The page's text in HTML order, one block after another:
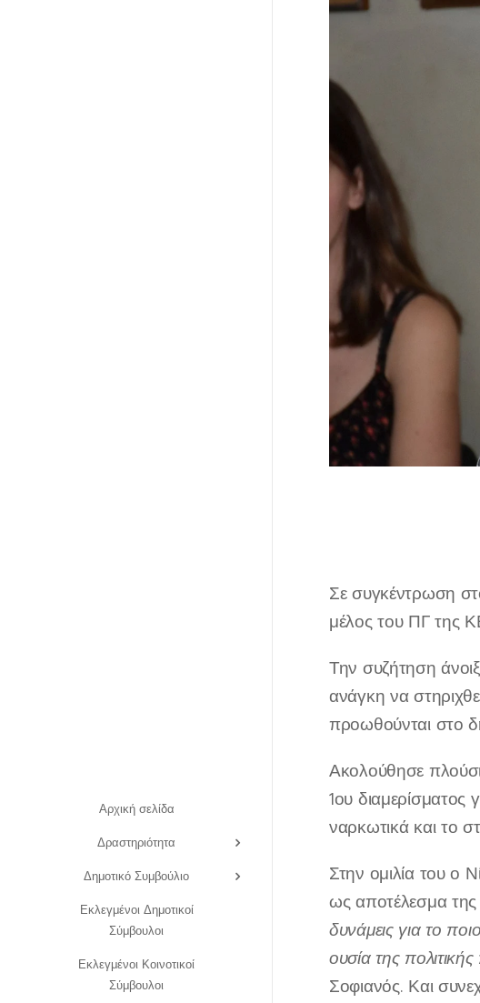
Αρχική σελίδα
Δραστηριότητα
Δημοτικό Συμβούλιο
Εκλεγμένοι Δημοτικοί
Σύμβουλοι
Εκλεγμένοι Κοινοτικοί
Σύμβουλοι
Σε συγκέντρωση
μέλος του ΠΓ της
Την συζήτηση
ανάγκη να
προωθούνται στο
Ακολούθησε
1ου διαμερίσματος
ναρκωτικά και το
Στην ομιλία του ο
ως αποτέλεσμα της
δυνάμεις για το
ουσία της
Σοφιανός. Και